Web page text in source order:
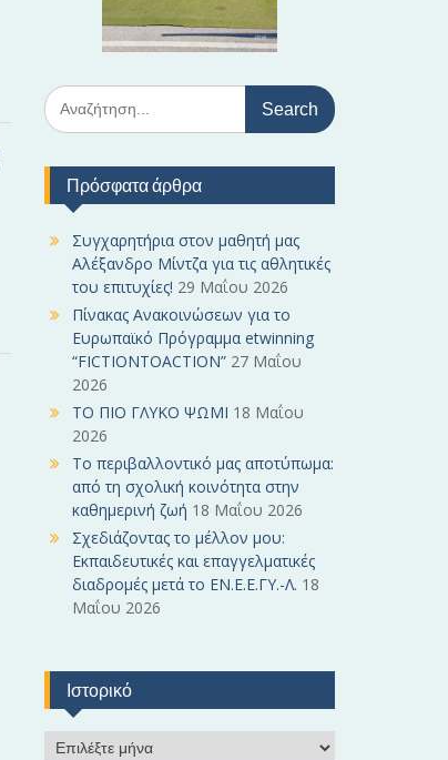
S
e
r
Πρόσφατα άρθρα
Συγχαρητήρια στον μαθητή μας
Αλέξανδρο Μίντζα για τις αθλητικές
του επιτυχίες! 29 Μαΐου 2026
Πίνακας Ανακοινώσεων για το
Ευρωπαϊκό Πρόγραμμα etwinning
“FICTIONTOACTION” 27 Μαΐου
2026
ΤΟ ΠΙΟ ΓΛΥΚΟ ΨΩΜΙ 18 Μαΐου
2026
Το περιβαλλοντικό μας αποτύπωμα:
από τη σχολική κοινότητα στην
καθημερινή ζωή 18 Μαΐου 2026
Σχεδιάζοντας το μέλλον μου:
Εκπαιδευτικές και επαγγελματικές
διαδρομές μετά το ΕΝ.Ε.Ε.ΓΥ.-Λ. 18
Μαΐου 2026
Ιστορικό